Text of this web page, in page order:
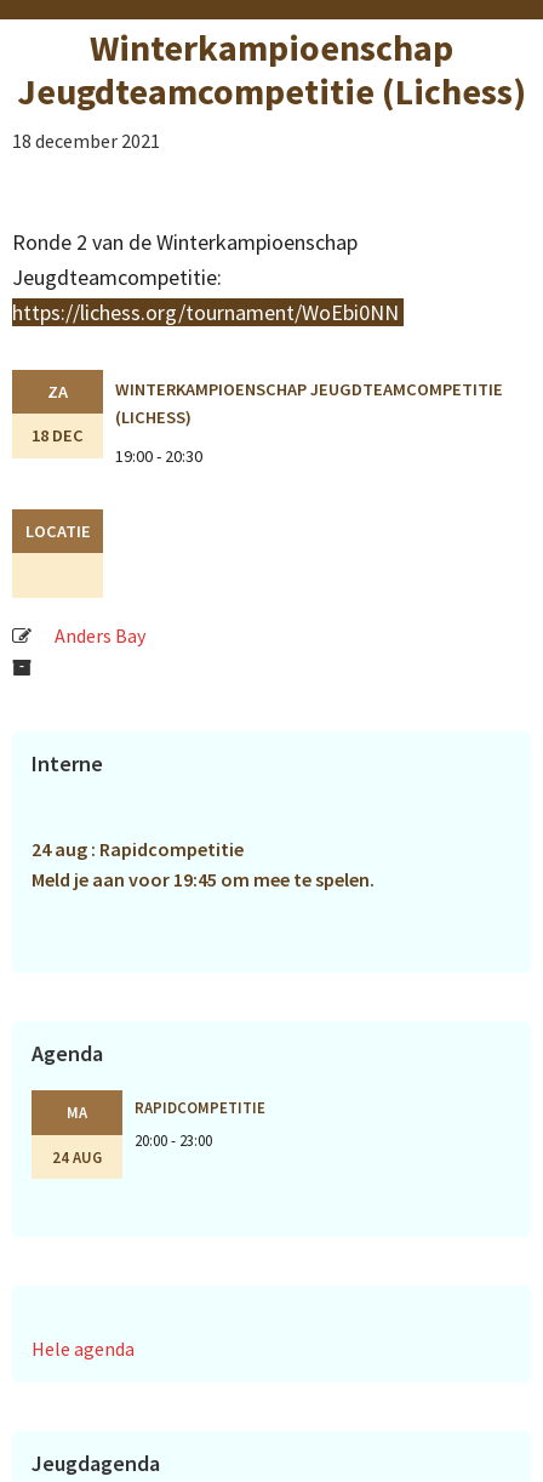
Winterkampioenschap
Jeugdteamcompetitie (Lichess)
18 december 2021
Ronde 2 van de Winterkampioenschap
Jeugdteamcompetitie:
https://lichess.org/tournament/WoEbi0NN
ZA
18 DEC
WINTERKAMPIOENSCHAP JEUGDTEAMCOMPETITIE
(LICHESS)
19:00 - 20:30
LOCATIE
Anders Bay
Primaire
Interne
24 aug : Rapidcompetitie
Meld je aan voor 19:45 om mee te spelen.
Agenda
MA
24 AUG
RAPIDCOMPETITIE
20:00 - 23:00
Hele agenda
Jeugdagenda